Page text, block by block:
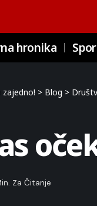
hronika
zajedno! > Blog >
Za Čitanje